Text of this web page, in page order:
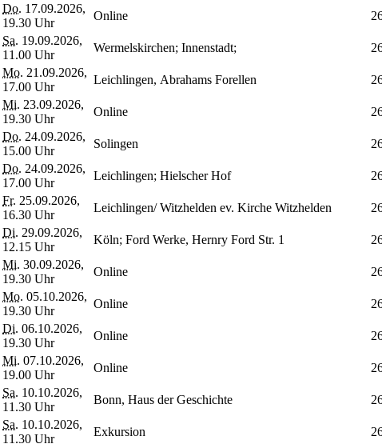
Do. 17.09.2026,
19.30 Uhr
Online
Sa. 19.09.2026,
11.00 Uhr
Wermelskirchen; Innenstadt;
Mo. 21.09.2026,
17.00 Uhr
Leichlingen, Abrahams Forellen
Mi. 23.09.2026,
19.30 Uhr
Online
Do. 24.09.2026,
15.00 Uhr
Solingen
Do. 24.09.2026,
17.00 Uhr
Leichlingen; Hielscher Hof
Fr. 25.09.2026,
16.30 Uhr
Leichlingen/ Witzhelden ev. Kirche Witzhelden
Di. 29.09.2026,
12.15 Uhr
Köln; Ford Werke, Hernry Ford Str. 1
Mi. 30.09.2026,
19.30 Uhr
Online
Mo. 05.10.2026,
19.30 Uhr
Online
Di. 06.10.2026,
19.30 Uhr
Online
Mi. 07.10.2026,
19.00 Uhr
Online
Sa. 10.10.2026,
11.30 Uhr
Bonn, Haus der Geschichte
Sa. 10.10.2026,
11.30 Uhr
Exkursion